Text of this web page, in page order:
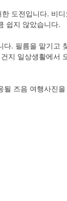
도전입니다. 비
쉽지 않았습니다.
. 필름을 맡기고
지 일상생활에서
즈음 여행사진